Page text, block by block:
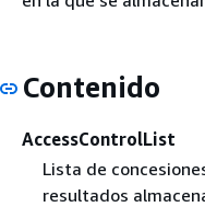
Contenido
AccessControlList
Lista de
resultados